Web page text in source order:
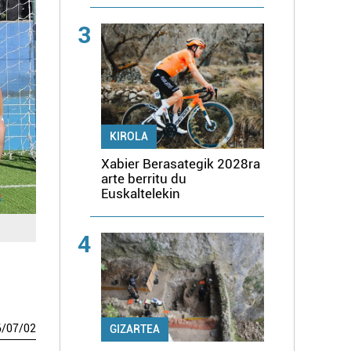
/07/02
3
KIROLA
Xabier Berasategik 2028ra
arte berritu du
Euskaltelekin
4
GIZARTEA